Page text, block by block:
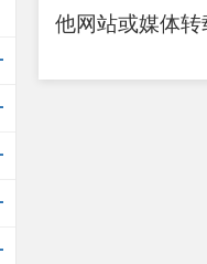
他网站或媒体